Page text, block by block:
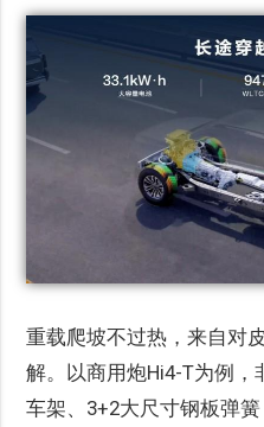
重载爬坡不过热，来自对
解。以商用炮Hi4-T为例
车架、3+2大尺寸钢板弹